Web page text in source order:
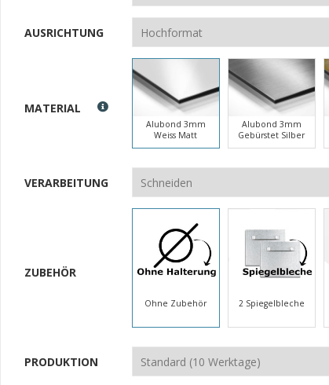
AUSRICHTUNG
MATERIAL
Alubond 3mm
Weiss Matt
Alubond 3mm
Gebürstet Silber
VERARBEITUNG
ZUBEHÖR
Ohne Zubehör 2 Spiegelbleche
PRODUKTION